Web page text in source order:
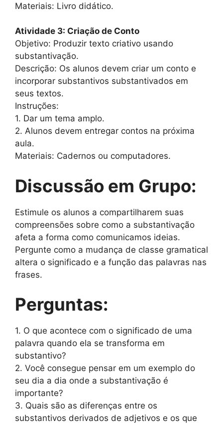
Materiais: Livro didático.
Atividade 3: Criação de Conto
Objetivo: Produzir texto criativo usando
substantivação.
Descrição: Os alunos devem criar um conto e
incorporar substantivos substantivados em
seus textos.
Instruções:
1. Dar um tema amplo.
2. Alunos devem entregar contos na próxima
aula.
Materiais: Cadernos ou computadores.
Discussão em Grupo:
Estimule os alunos a compartilharem suas
compreensões sobre como a substantivação
afeta a forma como comunicamos ideias.
Pergunte como a mudança de classe gramatical
altera o significado e a função das palavras nas
frases.
Perguntas:
1. O que acontece com o significado de uma
palavra quando ela se transforma em
substantivo?
2. Você consegue pensar em um exemplo do
seu dia a dia onde a substantivação é
importante?
3. Quais são as diferenças entre os
substantivos derivados de adjetivos e os que